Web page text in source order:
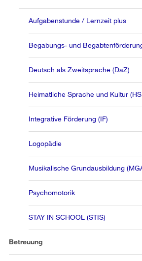
Aufgabenstunde / Lernzeit plus
Begabungs- und
Deutsch als Zweitsprache (DaZ)
Heimatliche Sprache und Kultur
Integrative Förderung (IF)
Logopädie
Musikalische Grundausbildung
Psychomotorik
STAY IN SCHOOL (STIS)
Betreuung